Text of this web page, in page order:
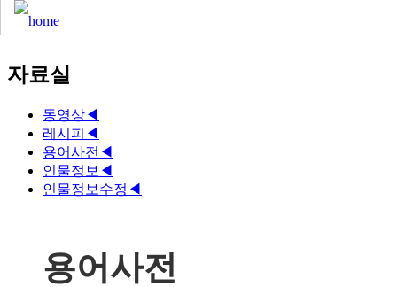
자료실
동영상◀
레시피 ◀
용어사전 ◀
인물정보 ◀
인물정보수정 ◀
용어사전